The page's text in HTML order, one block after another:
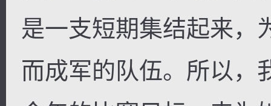
是一支短期集结起来，
而成军的队伍。所以，